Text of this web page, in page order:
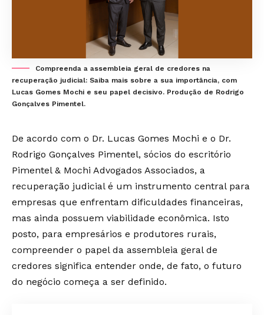
Compreenda a assembleia geral de credores na
recuperação judicial: Saiba mais sobre a sua importância, com
Lucas Gomes Mochi e seu papel decisivo. Produção de Rodrigo
Gonçalves Pimentel.
De acordo com o Dr. Lucas Gomes Mochi e o Dr.
Rodrigo Gonçalves Pimentel, sócios do escritório
Pimentel & Mochi Advogados Associados, a
recuperação judicial é um instrumento central para
empresas que enfrentam dificuldades financeiras,
mas ainda possuem viabilidade econômica. Isto
posto, para empresários e produtores rurais,
compreender o papel da assembleia geral de
credores significa entender onde, de fato, o futuro
do negócio começa a ser definido.